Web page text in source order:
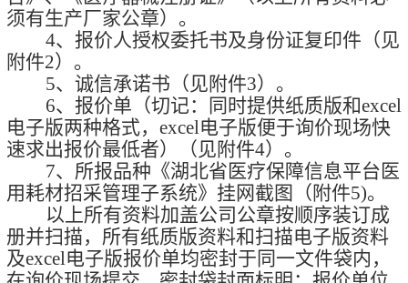
须有生产厂家公章）。
4、 报价人授权委托书及身份证复印件（见
附件2） 。
5、 诚信承诺书（见附件3） 。
6、 报价单（切记：同时提供纸质版和excel
电子版两种格式， excel电子版便于询价现场快
速求出报价最低者）（见附件4） 。
7、 所报品种 《湖北省医疗保障信息平台医
用耗材招采管理子系统》 挂网截图（附件5)。
以上所有资料加盖公司公章按顺序装订成
册并扫描， 所有纸质版资料和扫描电子版资料
及excel电子版报价单均密封于同一文件袋内，